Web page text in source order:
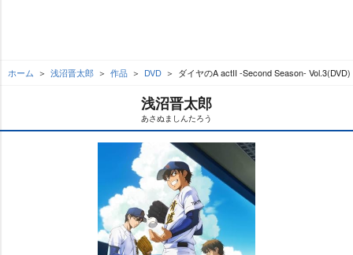
ホーム 浅沼晋太郎 作品 DVD ダイヤのA actII -Second Season- Vol.3(DVD)
浅沼晋太郎
あさぬましんたろう